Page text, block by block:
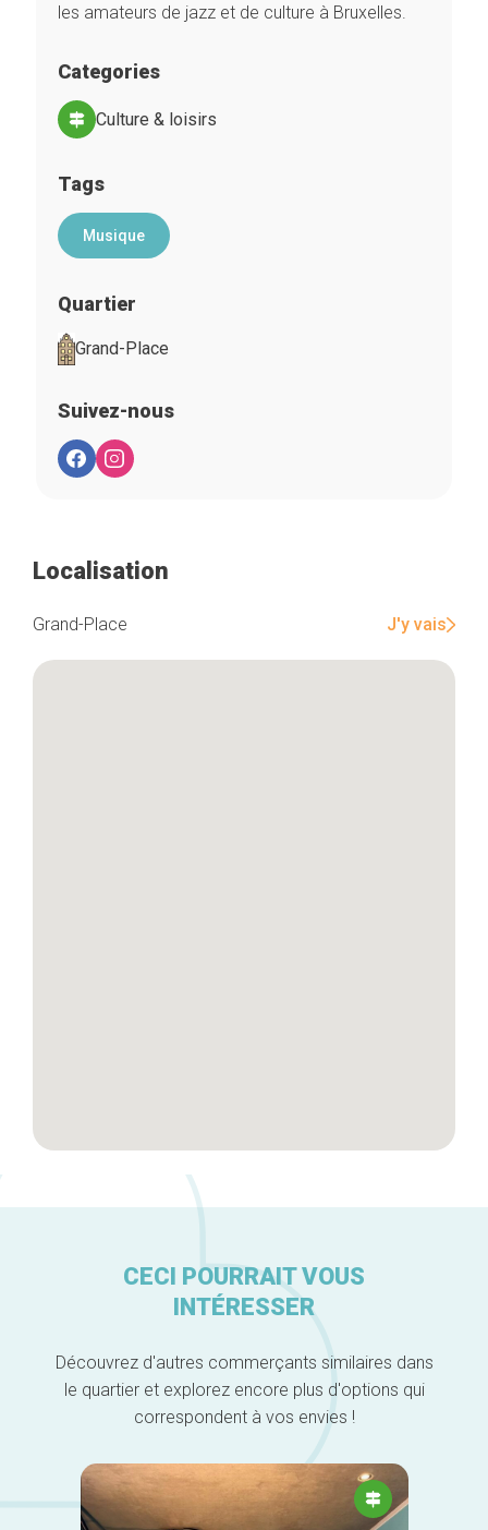
les amateurs de jazz et de culture à Bruxelles.
Categories
Culture & loisirs
Tags
Musique
Quartier
Grand-Place
Suivez-nous
Localisation
Grand-Place J'y vais
CECI POURRAIT VOUS
INTÉRESSER
Découvrez d'autres commerçants similaires dans
le quartier et explorez encore plus d'options qui
correspondent à vos envies !